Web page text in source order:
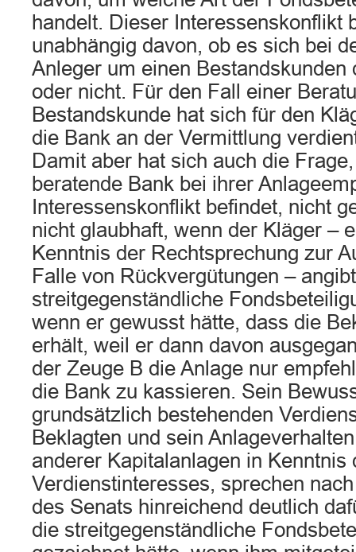
handelt. Dieser Interessenskonflikt
unabhängig davon, ob es sich bei
Anleger um einen Bestandskunden
oder nicht. Für den Fall einer
Bestandskunde hat sich für den
die Bank an der Vermittlung
Damit aber hat sich auch die
beratende Bank bei ihrer
Interessenskonflikt befindet, nicht
nicht glaubhaft, wenn der Kläger –
Kenntnis der Rechtsprechung zur
Falle von Rückvergütungen –
streitgegenständliche
wenn er gewusst hätte, dass die
erhält, weil er dann davon
der Zeuge B die Anlage nur
die Bank zu kassieren. Sein
grundsätzlich bestehenden
Beklagten und sein
anderer Kapitalanlagen in Kenntnis
Verdienstinteresses, sprechen
des Senats hinreichend deutlich
die streitgegenständliche